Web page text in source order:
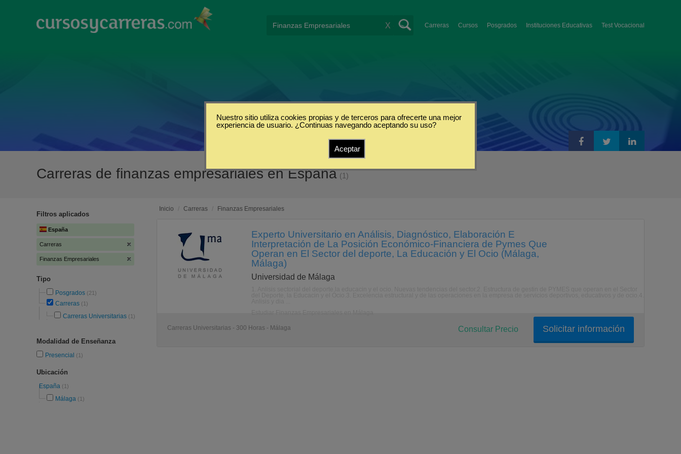
Carreras Cursos Posgrados Instituciones Educativas Test Vocacional
X
Carreras de finanzas empresariales en España (1)
Filtros aplicados
España
Carreras
Finanzas Empresariales
Tipo
Posgrados (21)
Carreras (1)
Carreras Universitarias (1)
Modalidad de Enseñanza
Presencial (1)
Ubicación
España (1)
Málaga (1)
Inicio / Carreras / Finanzas Empresariales
Experto Universitario en Análisis, Diagnóstico, Elaboración E
Interpretación de La Posición Económico-Financiera de Pymes Que
Operan en El Sector del deporte, La Educación y El Ocio (Málaga,
Málaga)
Universidad de Málaga
Carreras Universitarias - 300 Horas - Málaga Solicitar información
Consultar Precio
Nuestro sitio utiliza cookies propias y de terceros para ofrecerte una mejor
experiencia de usuario. ¿Continuas navegando aceptando su uso?
Aceptar